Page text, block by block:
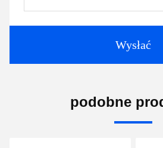
Wysłać
podobne